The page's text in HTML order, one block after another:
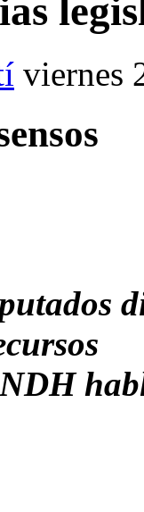
viernes